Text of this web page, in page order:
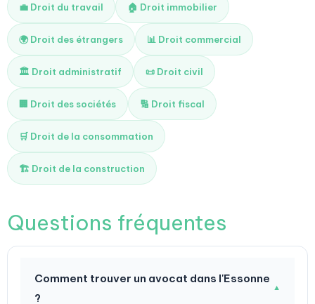
💼 Droit du travail 🏠 Droit immobilier
🌍 Droit des étrangers 📊 Droit commercial
🏛️ Droit administratif 📜 Droit civil
🏢 Droit des sociétés 🔢 Droit fiscal
🛒 Droit de la consommation
🏗️ Droit de la construction
Questions fréquentes
Comment trouver un avocat dans l'Essonne
?
▼